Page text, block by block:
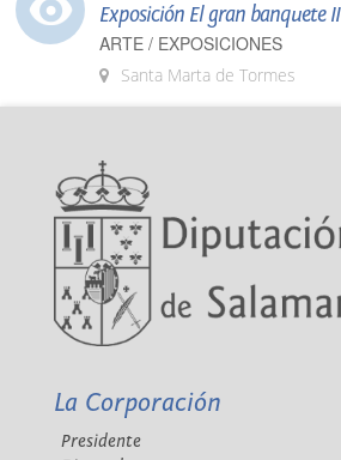
Exposición El gran banquete II
ARTE / EXPOSICIONES
Santa Marta de Tormes
La Corporación
Presidente